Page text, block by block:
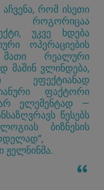
რომ ისეთი
როგორიცაა
უკვე ხდება
ოპერაციების
რეალური
მაშინ ვლინდება,
ეფექტიანად
ფაქტორი
ელემენტად —
წესებს
ბიზნესის
ჟელნინმა.